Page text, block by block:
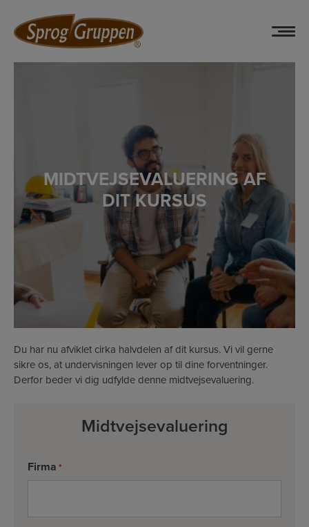
indholdet
MIDTVEJSEVALUERING AF
DIT KURSUS
Du har nu afviklet cirka halvdelen af dit kursus. Vi vil gerne
sikre os, at undervisningen lever op til dine forventninger.
Derfor beder vi dig udfylde denne midtvejsevaluering.
Midtvejsevaluering
Firma *